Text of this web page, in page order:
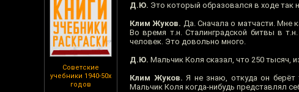
Советские
учебники 1940-50х
годов
Д.Ю. Это который образовался в ходе так
Клим Жуков. Да. Сначала о матчасти. Мне
Во время т.н. Сталинградской битвы в
человек. Это довольно много.
Д.Ю. Мальчик Коля сказал, что 250 тысяч,
Клим Жуков. Я не знаю, откуда он берёт
Мальчик Коля когда-нибудь представлял